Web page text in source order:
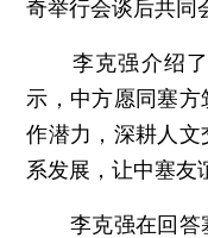
奇举行会谈后共同
李克强介绍了
示，中方愿同塞
作潜力，深耕人
系发展，让中塞友
李克强在回答